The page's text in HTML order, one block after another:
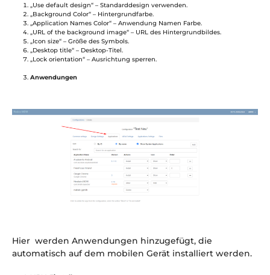
„Use default design“ – Standarddesign verwenden.
„Background Color“ – Hintergrundfarbe.
„Application Names Color“ – Anwendung Namen Farbe.
„URL of the background image“ – URL des Hintergrundbildes.
„Icon size“ – Größe des Symbols.
„Desktop title“ – Desktop-Titel.
„Lock orientation“ – Ausrichtung sperren.
Anwendungen
Hier werden Anwendungen hinzugefügt, die
automatisch auf dem mobilen Gerät installiert werden.